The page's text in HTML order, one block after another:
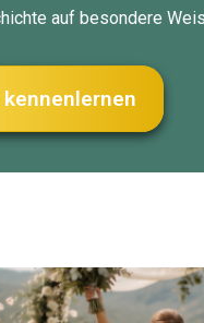
auf besondere